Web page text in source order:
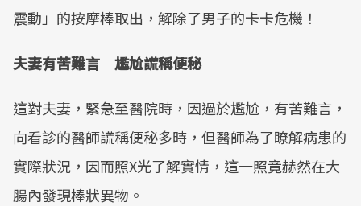
震動」的按摩棒取出，解除了男子的卡卡危機！
夫妻有苦難言 尷尬謊稱便秘
這對夫妻，緊急至醫院時，因過於尷尬，有苦難言，
向看診的醫師謊稱便秘多時，但醫師為了瞭解病患的
實際狀況，因而照X光了解實情，這一照竟赫然在大
腸內發現棒狀異物。